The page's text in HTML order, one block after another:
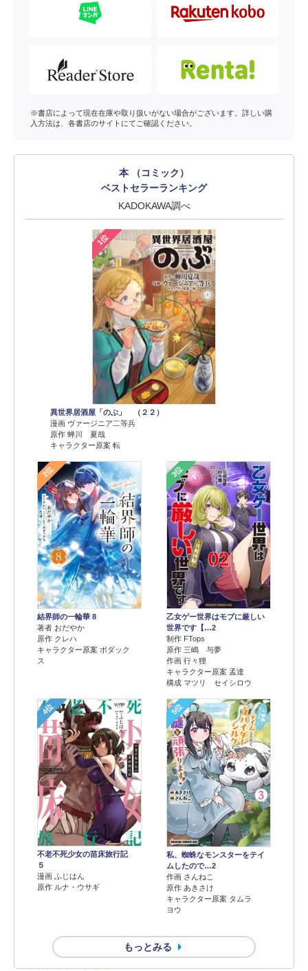
※書店によって現在在庫や取り扱いがない場合がございます。詳しい購
入方法は、各書店のサイトにてご確認ください。
本 （コミック）
ベストセラーランキング
KADOKAWA調べ
1位
異世界居酒屋「のぶ」 （２２）
漫画 ヴァージニア二等兵
原作 蝉川 夏哉
キャラクター原案 転
2位
結界師の一輪華 8
著者 おだやか
原作 クレハ
キャラクター原案 ボダック
ス
3位
乙女ゲー世界はモブに厳しい
世界です【…2
制作 FTops
原作 三嶋 与夢
作画 行々狸
キャラクター原案 孟達
構成 マツリ セイシロウ
4位
不老不死少女の苗床旅行記
５
漫画 ふじはん
原作 ルナ・ウサギ
5位
私、蜘蛛なモンスターをテイ
ムしたので…2
作画 さんねこ
原作 あきさけ
キャラクター原案 タムラ
ヨウ
もっとみる